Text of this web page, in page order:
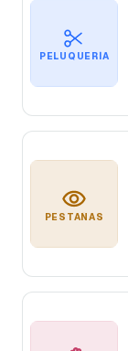
PELUQUERÍA
PESTAÑAS